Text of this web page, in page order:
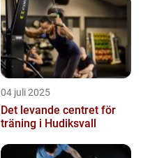
04 juli 2025
Det levande centret för
träning i Hudiksvall